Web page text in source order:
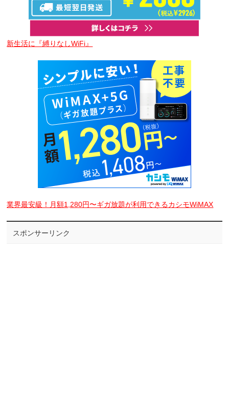
新生活に『縛りなしWiFi』
業界最安級！月額1,280円〜ギガ放題が利用できるカシモWiMAX
スポンサーリンク